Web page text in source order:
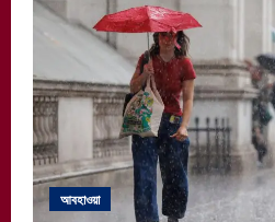
আবহাওয়া